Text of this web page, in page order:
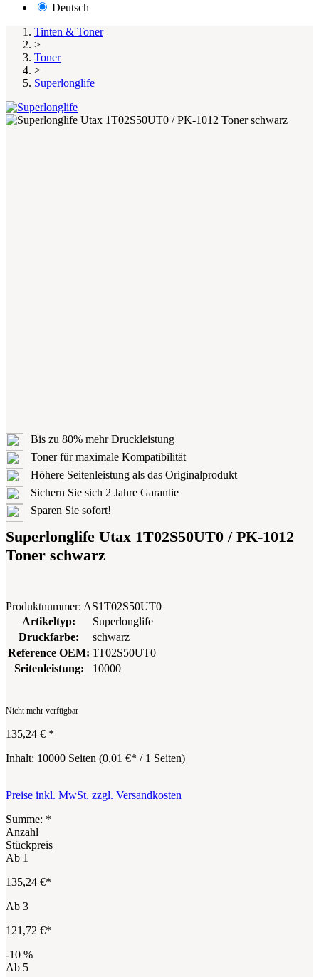
Deutsch
Tinten & Toner
>
Toner
>
Superlonglife
Bis zu 80% mehr Druckleistung
Toner für maximale Kompatibilität
Höhere Seitenleistung als das Originalprodukt
Sichern Sie sich 2 Jahre Garantie
Sparen Sie sofort!
Superlonglife Utax 1T02S50UT0 / PK-1012
Toner schwarz
Produktnummer: AS1T02S50UT0
Artikeltyp:
Superlonglife
Druckfarbe:
schwarz
Reference OEM: 1T02S50UT0
Seitenleistung:
10000
Nicht mehr verfügbar
135,24 € *
Inhalt: 10000 Seiten (0,01 €* / 1 Seiten)
Preise inkl. MwSt. zzgl. Versandkosten
Summe: *
Anzahl
Stückpreis
Ab 1
135,24 €*
Ab 3
121,72 €*
-10 %
Ab 5